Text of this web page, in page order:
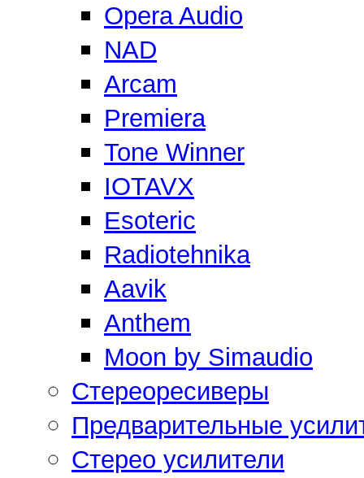
Opera Audio
NAD
Arcam
Premiera
Tone Winner
IOTAVX
Esoteric
Radiotehnika
Aavik
Anthem
Moon by Simaudio
Стереоресиверы
Предварительные
Стерео усилители